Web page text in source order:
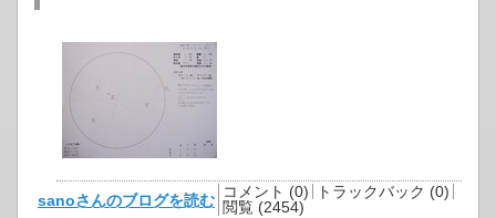
sanoさんのブログを読む コメント (0)
トラックバック (0)
閲覧 (2454)